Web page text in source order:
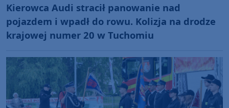
Kierowca Audi stracił panowanie nad
pojazdem i wpadł do rowu. Kolizja na drodze
krajowej numer 20 w Tuchomiu